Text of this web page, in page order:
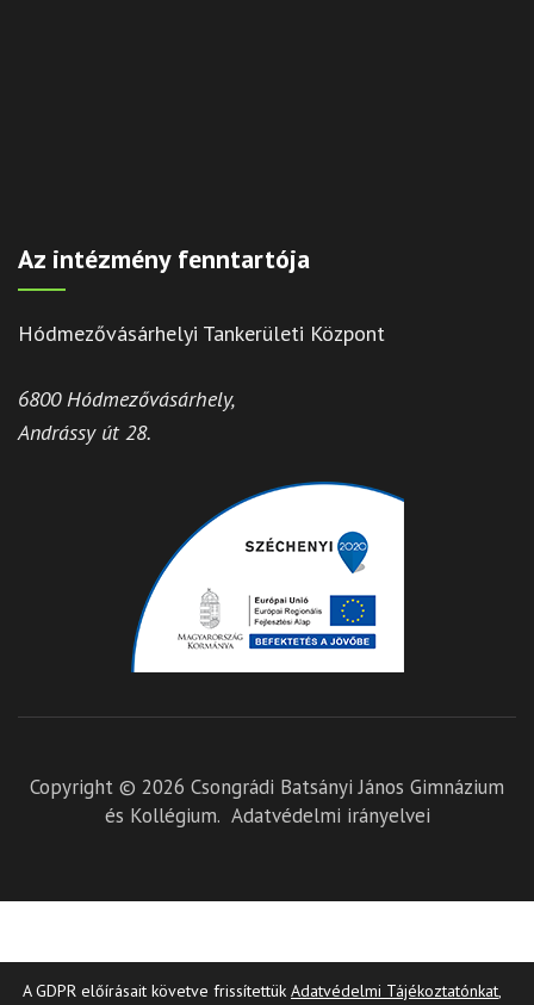
Az intézmény fenntartója
Hódmezővásárhelyi Tankerületi Központ
6800 Hódmezővásárhely,
Andrássy út 28.
Copyright © 2026 Csongrádi Batsányi János Gimnázium
és Kollégium. Adatvédelmi irányelvei
A GDPR előírásait követve frissítettük Adatvédelmi Tájékoztatónkat,